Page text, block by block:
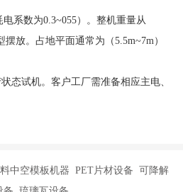
系数为0.3~055）。整机重量从
放。占地平面通常为（5.5m~7m）
态试机。客户工厂需准备相应主电、
中空模板机器 PET片材设备 可降解